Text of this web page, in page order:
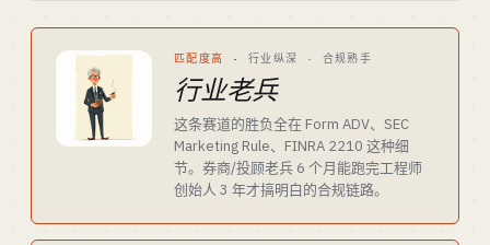
匹配度高 · 行业纵深 · 合规熟手
行业老兵
这条赛道的胜负全在 Form ADV、SEC
Marketing Rule、FINRA 2210 这种细
节。券商/投顾老兵 6 个月能跑完工程师
创始人 3 年才搞明白的合规链路。